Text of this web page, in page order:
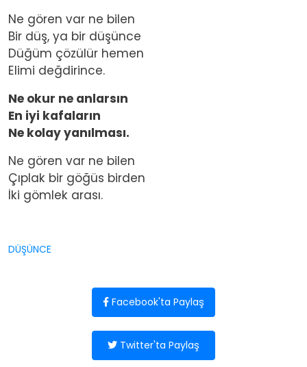
Ne gören var ne bilen
Bir düş, ya bir düşünce
Düğüm çözülür hemen
Elimi değdirince.
Ne okur ne anlarsın
En iyi kafaların
Ne kolay yanılması.
Ne gören var ne bilen
Çıplak bir göğüs birden
İki gömlek arası.
DÜŞÜNCE
Facebook'ta Paylaş
Twitter'ta Paylaş